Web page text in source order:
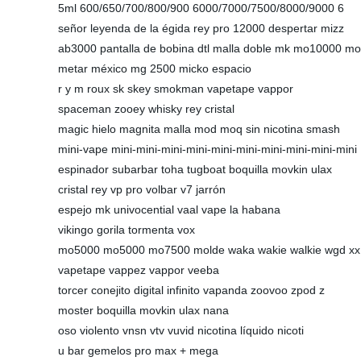
5ml 600/650/700/800/900 6000/7000/7500/8000/9000 6
señor leyenda de la égida rey pro 12000 despertar mizz
ab3000 pantalla de bobina dtl malla doble mk mo10000
metar méxico mg 2500 micko espacio
r y m roux sk skey smokman vapetape vappor
spaceman zooey whisky rey cristal
magic hielo magnita malla mod moq sin nicotina smash
mini-vape mini-mini-mini-mini-mini-mini-mini-mini-mini-mini
espinador subarbar toha tugboat boquilla movkin ulax
cristal rey vp pro volbar v7 jarrón
espejo mk univocential vaal vape la habana
vikingo gorila tormenta vox
mo5000 mo5000 mo7500 molde waka wakie walkie wgd xx
vapetape vappez vappor veeba
torcer conejito digital infinito vapanda zoovoo zpod z
moster boquilla movkin ulax nana
oso violento vnsn vtv vuvid nicotina líquido nicoti
u bar gemelos pro max + mega